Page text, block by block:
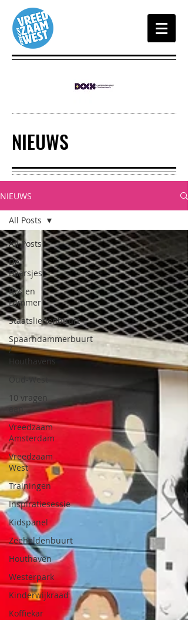
NIEUWS
NIEUWS
All Posts
De
Baarsjes
Bos en
Lommer
Staatsliedenbuurt
Spaarndammerbuurt
/
Houthavens
10 vragen
aan...
Vreedzaam
Amsterdam
Vreedzaam
West
Trainingen
Inspiratiesessie
Kidspanel
Zeeheldenbuurt
Houthaven
Westerpark
Kinderwijkraad
Koffiekar
All Posts